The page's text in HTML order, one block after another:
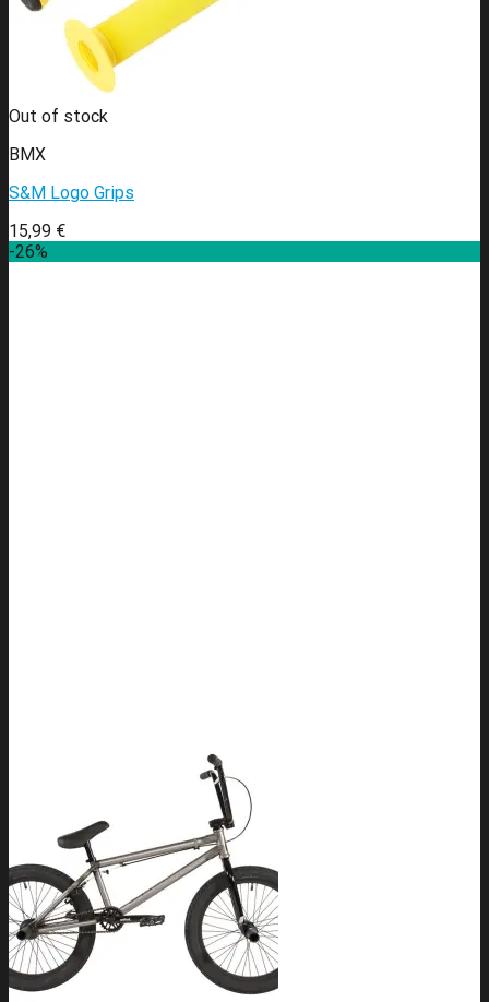
Out of stock
BMX
S&M Logo Grips
15,99 €
-26%